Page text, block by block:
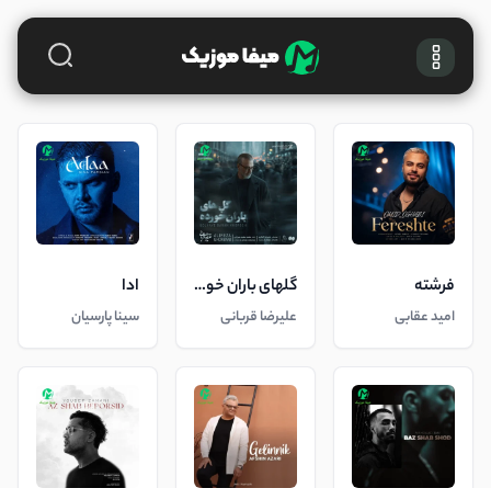
فرشته
امید عقابی
گلهای باران خورده
علیرضا قربانی
ادا
سینا پارسیان